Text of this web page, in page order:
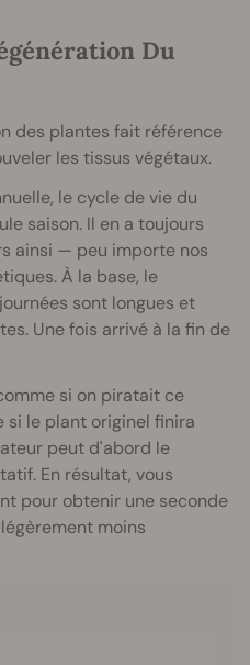
Du
des plantes fait référence
les tissus végétaux.
le cycle de vie du
saison. Il en a toujours
ainsi — peu importe nos
À la base, le
sont longues et
Une fois arrivé à la fin de
si on piratait ce
si le plant originel finira
peut d'abord le
En résultat, vous
pour obtenir une seconde
moins